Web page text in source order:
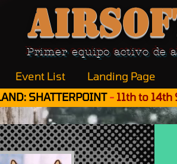
Primer equipo activo de
Event List Landing Page
SHATTERPOINT- 11th to 14th